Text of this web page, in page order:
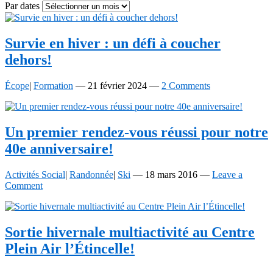
Par dates
Survie en hiver : un défi à coucher
dehors!
Écope| Formation — 21 février 2024 — 2 Comments
Un premier rendez-vous réussi pour notre
40e anniversaire!
Activités Social| Randonnée| Ski — 18 mars 2016 — Leave a
Comment
Sortie hivernale multiactivité au Centre
Plein Air l’Étincelle!